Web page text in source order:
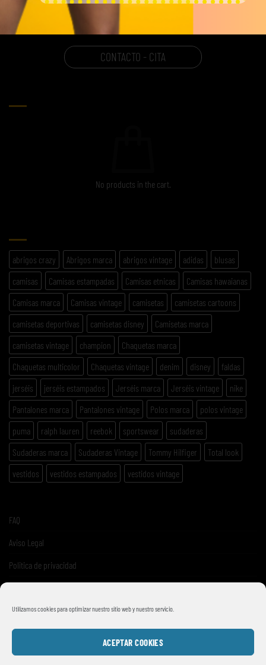
Utilizamos cookies para optimizar nuestro sitio web y nuestro servicio.
ACEPTAR COOKIES
CONTACTO - CITA
No products in the cart.
abrigos crazy Abrigos marca abrigos vintage adidas
blusas
camisas
Camisas estampadas Camisas etnicas
Camisas hawaianas
Camisas marca
Camisas vintage camisetas
camisetas cartoons
camisetas deportivas
camisetas disney
Camisetas marca
camisetas vintage
champion
Chaquetas marca
Chaquetas multicolor
Chaquetas vintage denim disney
faldas
jerséis
jerséis estampados Jerséis marca Jerséis vintage
nike
Pantalones marca
Pantalones vintage Polos marca
polos vintage
puma
ralph lauren reebok sportswear
sudaderas
Sudaderas marca
Sudaderas Vintage Tommy Hilfiger
Total look
vestidos
vestidos estampados vestidos vintage
FAQ
Aviso Legal
Politica de privacidad